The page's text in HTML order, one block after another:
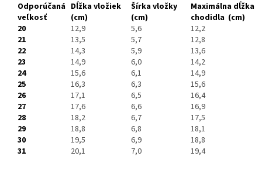
Odporúčaná
veľkosť
20
21
22
23
24
25
26
27
28
29
30
31
Dĺžka vložiek
(cm)
12,9
13,5
14,3
14,9
15,6
16,3
17,1
17,6
18,2
18,8
19,5
20,1
Šírka vložky
(cm)
5,6
5,7
5,9
6,0
6,1
6,3
6,5
6,6
6,7
6,8
6,9
7,0
Maximálna dĺžka
chodidla (cm)
12,2
12,8
13,6
14,2
14,9
15,6
16,4
16,9
17,5
18,1
18,8
19,4